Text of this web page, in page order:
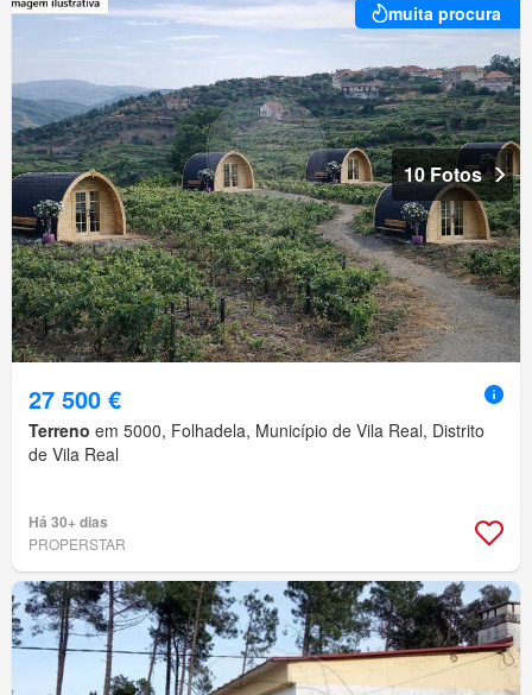
muita procura
10 Fotos
27 500 €
Terreno em 5000, Folhadela, Município de Vila Real, Distrito
de Vila Real
Há 30+ dias
PROPERSTAR